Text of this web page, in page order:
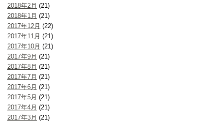
2018年2月 (21)
2018年1月 (21)
2017年12月 (22)
2017年11月 (21)
2017年10月 (21)
2017年9月 (21)
2017年8月 (21)
2017年7月 (21)
2017年6月 (21)
2017年5月 (21)
2017年4月 (21)
2017年3月 (21)